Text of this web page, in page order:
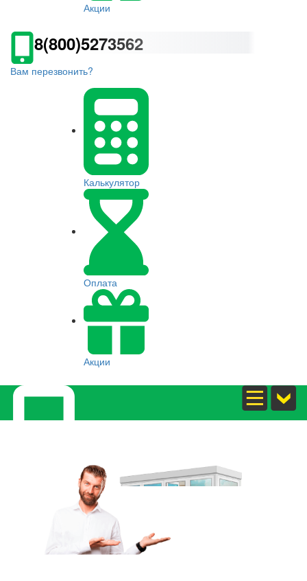
Акции
8(800)5273562
Вам перезвонить?
Калькулятор
Оплата
Акции